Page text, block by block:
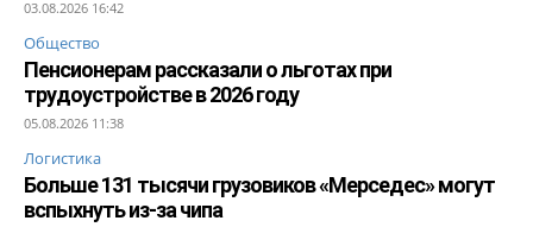
03.08.2026 16:42
Общество
Пенсионерам рассказали о льготах при
трудоустройстве в 2026 году
05.08.2026 11:38
Логистика
Больше 131 тысячи грузовиков «Мерседес» могут
вспыхнуть из-за чипа